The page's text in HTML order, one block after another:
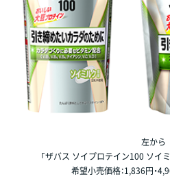
左から
「ザバス ソイプロテイン100 ソイ
希望小売価格：1,836円・